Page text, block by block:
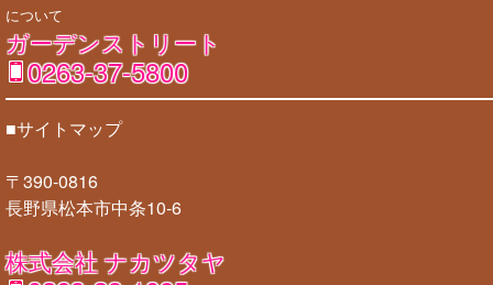
について
ガーデンストリート
0263-37-5800
■サイトマップ
〒390-0816
長野県松本市中条10-6
株式会社 ナカツタヤ